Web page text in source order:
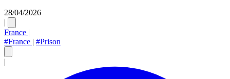
28/04/2026
|
France |
#France | #Prison
|